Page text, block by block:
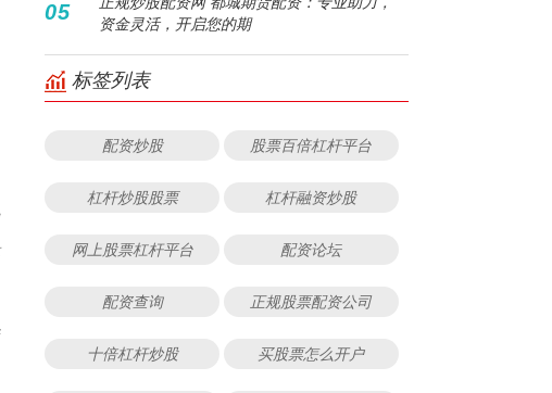
05
资金灵活，开启您的期
标签列表
配资炒股 股票百倍杠杆平台
杠杆炒股股票 杠杆融资炒股
网上股票杠杆平台 配资论坛
配资查询 正规股票配资公司
十倍杠杆炒股 买股票怎么开户